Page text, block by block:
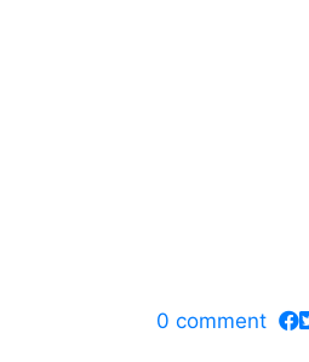
0 comment